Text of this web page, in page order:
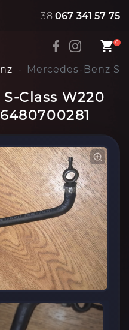
+38 067 341 57 75
0
Mercedes-Benz S-
Class W220